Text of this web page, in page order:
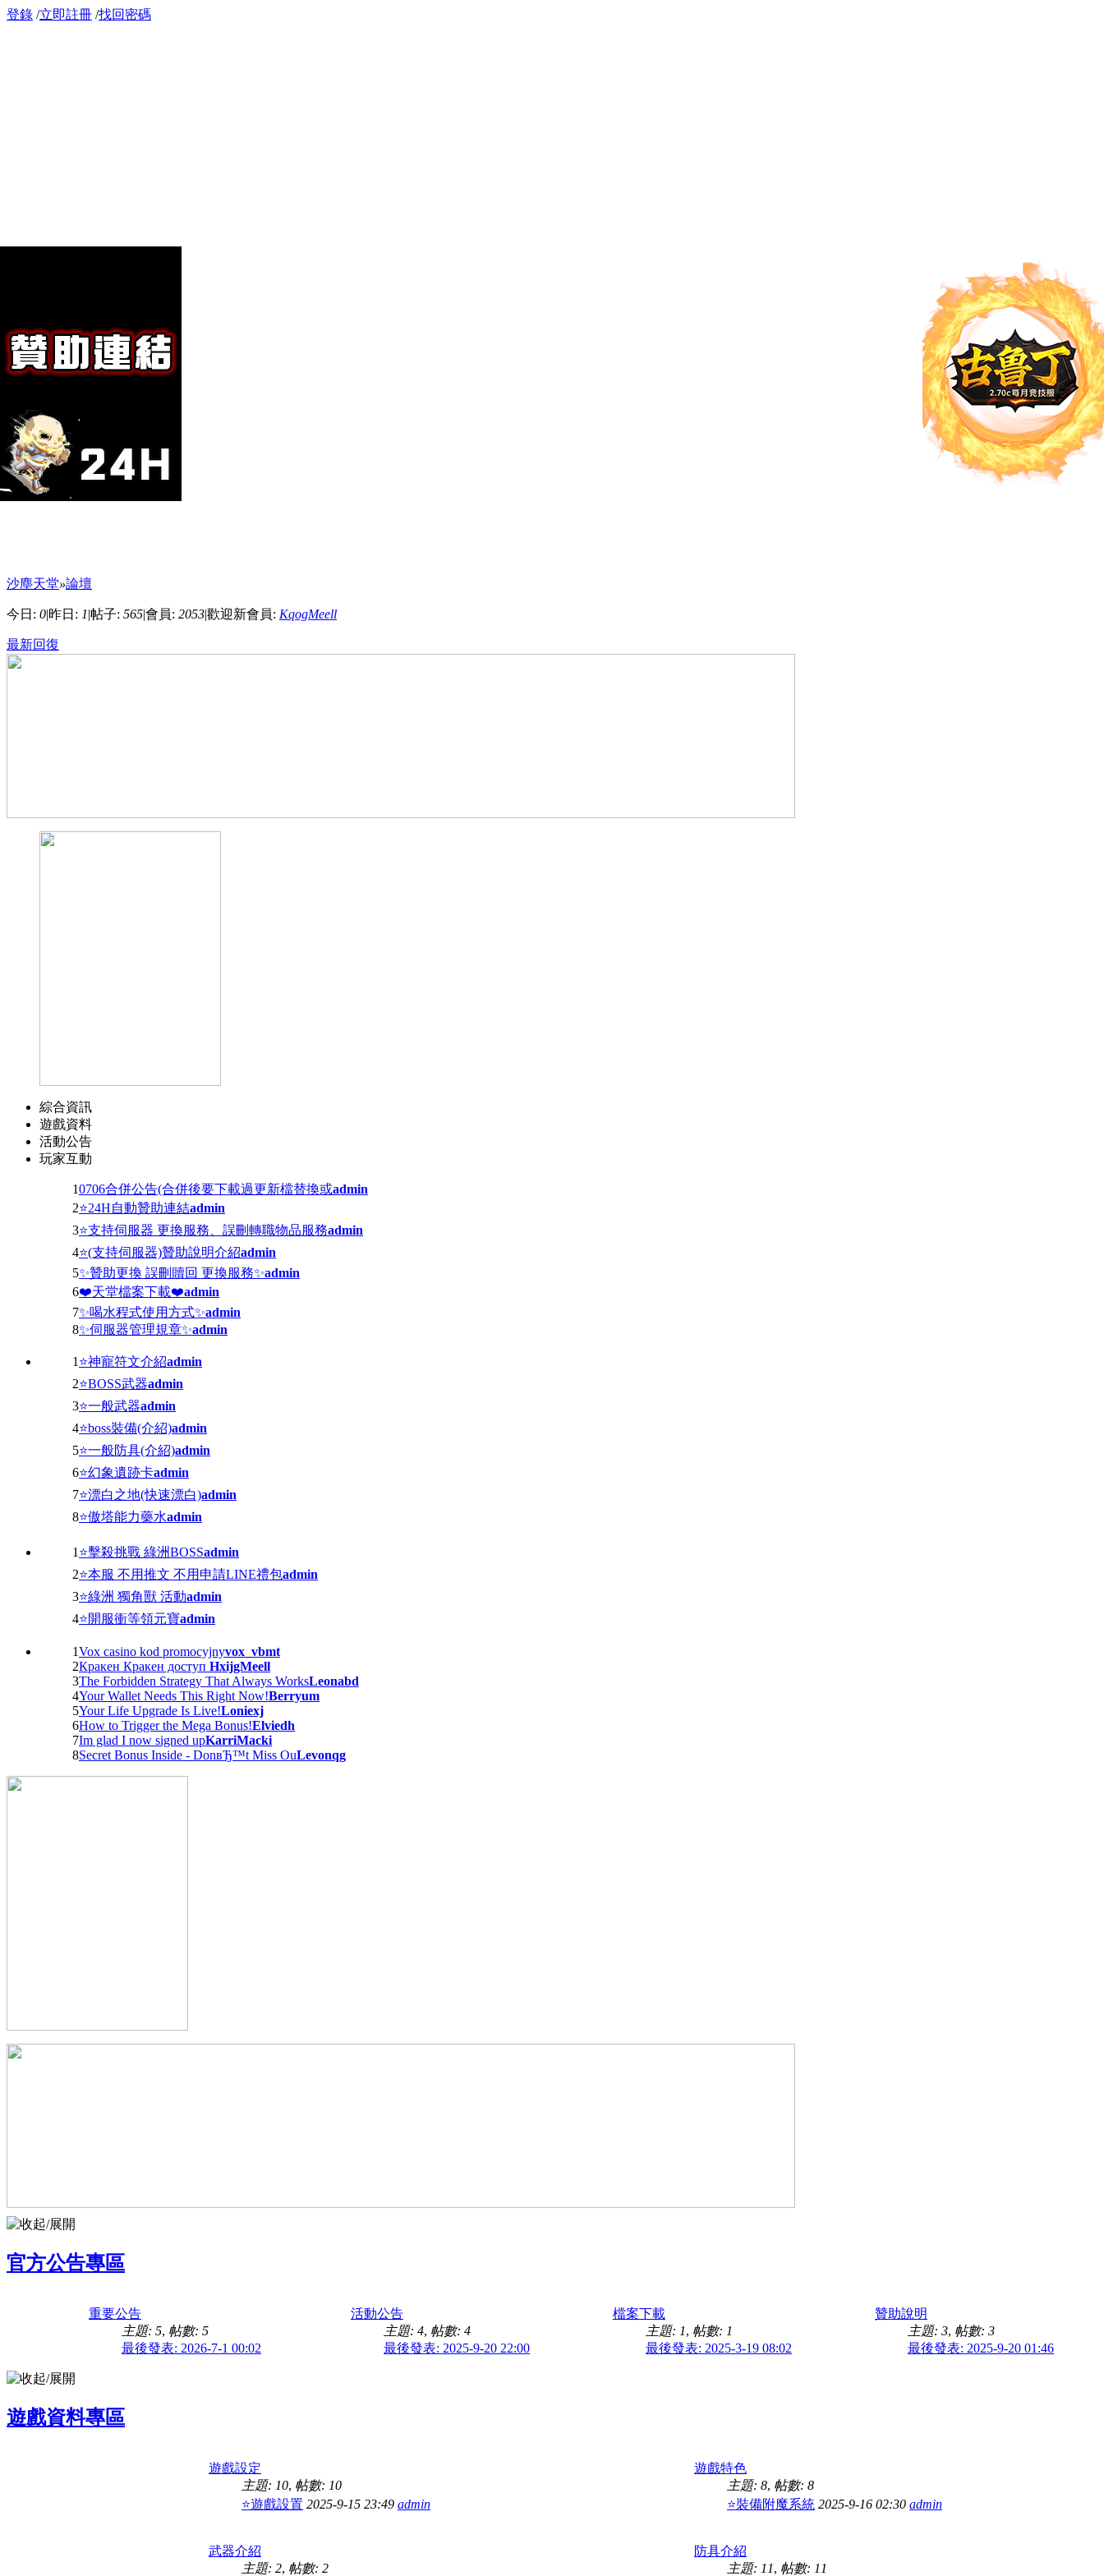
登錄 /立即註冊 /找回密碼
沙塵天堂»論壇
今日: 0|昨日: 1|帖子: 565|會員: 2053|歡迎新會員: KqogMeell
最新回復
綜合資訊
遊戲資料
活動公告
玩家互動
10706合併公告(合併後要下載過更新檔替換或admin
2⭐24H自動贊助連結admin
3⭐支持伺服器 更換服務、誤刪轉職物品服務admin
4⭐(支持伺服器)贊助說明介紹admin
5✨贊助更換 誤刪贖回 更換服務✨admin
6❤️天堂檔案下載❤️admin
7✨喝水程式使用方式✨admin
8✨伺服器管理規章✨admin
1 ⭐神寵符文介紹admin
2⭐BOSS武器admin
3⭐一般武器admin
4⭐boss裝備(介紹)admin
5⭐一般防具(介紹)admin
6⭐幻象遺跡卡admin
7⭐漂白之地(快速漂白)admin
8⭐傲塔能力藥水admin
1 ⭐擊殺挑戰 綠洲BOSSadmin
2⭐本服 不用推文 不用申請LINE禮包admin
3⭐綠洲 獨角獸 活動admin
4⭐開服衝等領元寶admin
1Vox casino kod promocyjnyvox_vbmt
2Кракен Кракен доступ HxijgMeell
3The Forbidden Strategy That Always WorksLeonabd
4Your Wallet Needs This Right Now!Berryum
5Your Life Upgrade Is Live!Loniexj
6How to Trigger the Mega Bonus!Elviedh
7Im glad I now signed upKarriMacki
8Secret Bonus Inside - DonвЂ™t Miss OuLevonqg
官方公告專區
重要公告
主題: 5, 帖數: 5
最後發表: 2026-7-1 00:02
活動公告
主題: 4, 帖數: 4
最後發表: 2025-9-20 22:00
檔案下載
主題: 1, 帖數: 1
最後發表: 2025-3-19 08:02
贊助說明
主題: 3, 帖數: 3
最後發表: 2025-9-20 01:46
遊戲資料專區
遊戲設定
主題: 10, 帖數: 10
⭐遊戲設置 2025-9-15 23:49 admin
遊戲特色
主題: 8, 帖數: 8
⭐裝備附魔系統 2025-9-16 02:30 admin
武器介紹
主題: 2, 帖數: 2
防具介紹
主題: 11, 帖數: 11